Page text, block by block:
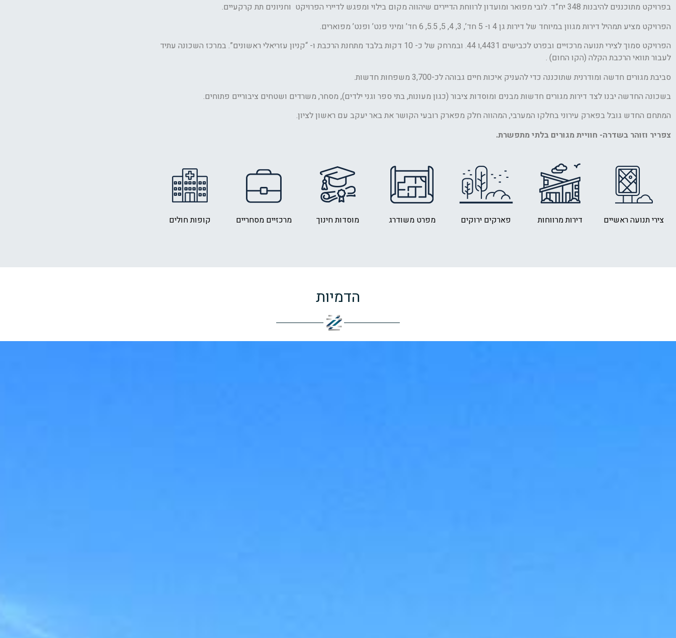
בפרויקט מתוכננים להיבנות 348 יח”ד. לובי מפואר ומועדון לרווחת הדיירים שיהווה מקום בילוי ומפגש לדיירי הפרויקט וחניונים תת קרקעיים.
הפרויקט מציע תמהיל דירות מגוון במיוחד של דירות גן 4 ו- 5 חד’, 3, 4, 5, 5.5, 6 חד’ ומיני פנט’ ופנט’ מפוארים.
הפרויקט סמוך לצירי תנועה מרכזיים ובפרט לכבישים 4431,ו 44. ובמרחק של כ- 10 דקות בלבד מתחנת הרכבת ו- “קניון עזריאלי ראשונים”. במרכז השכונה עתיד
לעבור תוואי הרכבת הקלה (הקו החום) .
סביבת מגורים חדשה ומודרנית שתוכננה כדי להעניק איכות חיים גבוהה לכ-3,700 משפחות חדשות.
בשכונה החדשה יבנו לצד דירות מגורים חדשות מבנים ומוסדות ציבור (כגון מעונות, בתי ספר וגני ילדים), מסחר, משרדים ושטחים ציבוריים פתוחים.
המתחם החדש גובל בפארק עירוני בחלקו המערבי, המהווה חלק מפארק רובעי הקושר את באר יעקב עם ראשון לציון.
צפריר וזוהר בשדרה- חוויית מגורים בלתי מתפשרת.
צירי תנועה ראשיים דירות מרווחות פארקים ירוקים מפרט משודרג מוסדות חינוך מרכזיים מסחריים קופות חולים
הדמיות